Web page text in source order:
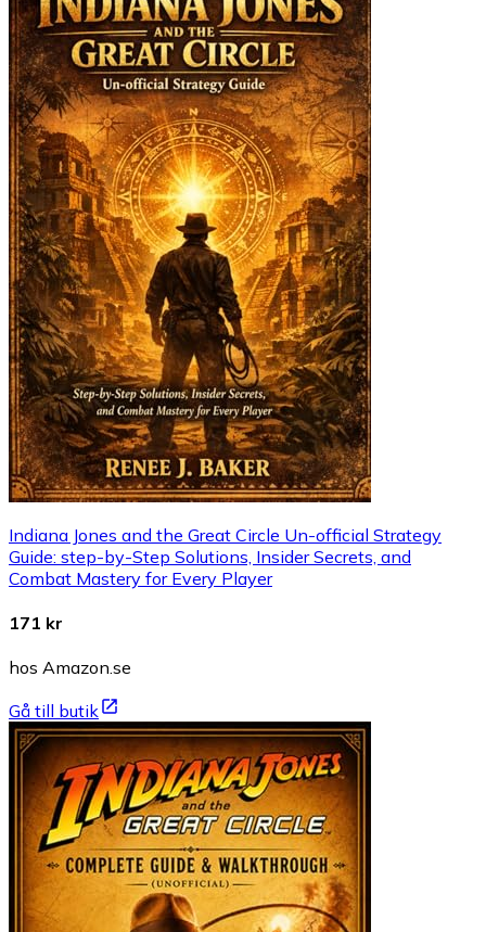
Indiana Jones and the Great Circle Un-official Strategy
Guide: step-by-Step Solutions, Insider Secrets, and
Combat Mastery for Every Player
171 kr
hos Amazon.se
Gå till butik